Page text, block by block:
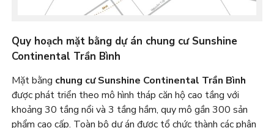
Quy hoạch mặt bằng dự án chung cư Sunshine
Continental Trần Bình
Mặt bằng chung cư Sunshine Continental Trần Bình
được phát triển theo mô hình tháp căn hộ cao tầng với
khoảng 30 tầng nổi và 3 tầng hầm, quy mô gần 300 sản
phẩm cao cấp. Toàn bộ dự án được tổ chức thành các phân